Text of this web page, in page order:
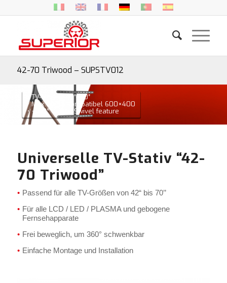
42-70 Triwood – SUPSTV012
• TV-Grösse 42″- 70″
• Max. VESA-kompatibel 600×400
• +180° ~ -180° Swivel feature
Universelle TV-Stativ “42-
70 Triwood”
Passend für alle TV-Größen von 42“ bis 70’’
Für alle LCD / LED / PLASMA und gebogene
Fernsehapparate
Frei beweglich, um 360° schwenkbar
Einfache Montage und Installation